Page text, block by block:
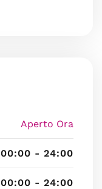
Aperto Ora
00:00 - 24:00
00:00 - 24:00